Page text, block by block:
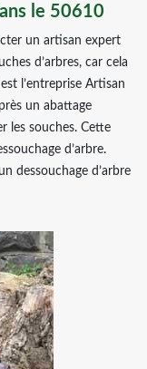
le 50610
un artisan expert
d’arbres, car cela
l’entreprise Artisan
un abattage
les souches. Cette
d’arbre.
dessouchage d’arbre